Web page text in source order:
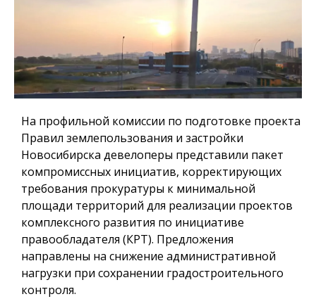
На профильной комиссии по подготовке проекта
Правил землепользования и застройки
Новосибирска девелоперы представили пакет
компромиссных инициатив, корректирующих
требования прокуратуры к минимальной
площади территорий для реализации проектов
комплексного развития по инициативе
правообладателя (КРТ). Предложения
направлены на снижение административной
нагрузки при сохранении градостроительного
контроля.